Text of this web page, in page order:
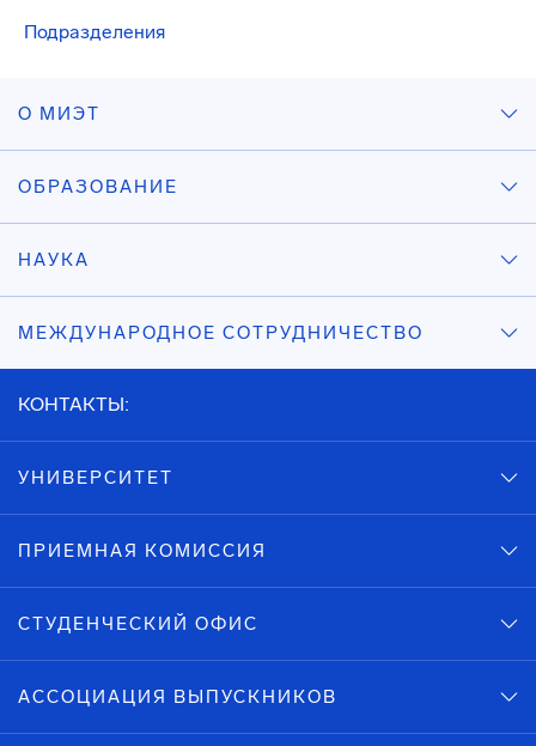
Подразделения
О МИЭТ
ОБРАЗОВАНИЕ
НАУКА
МЕЖДУНАРОДНОЕ СОТРУДНИЧЕСТВО
КОНТАКТЫ:
УНИВЕРСИТЕТ
ПРИЕМНАЯ КОМИССИЯ
СТУДЕНЧЕСКИЙ ОФИС
АССОЦИАЦИЯ ВЫПУСКНИКОВ